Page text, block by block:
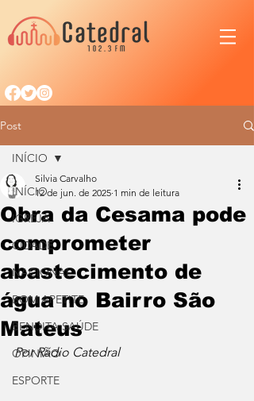
Post
INÍCIO
IGREJA
CIDADE
NACIONAL
BOM APETITE
BENDITA SAÚDE
OPINIÃO
ESPORTE
INÍCIO
Obra da Cesama pode
comprometer
abastecimento de
água no Bairro São
Mateus
Silvia Carvalho
12 de jun. de 2025 1 min de leitura
Por Rádio Catedral